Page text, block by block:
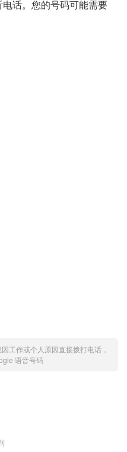
话。您的号码可能需要
工作或个人原因直接拨打电话，
语音号码